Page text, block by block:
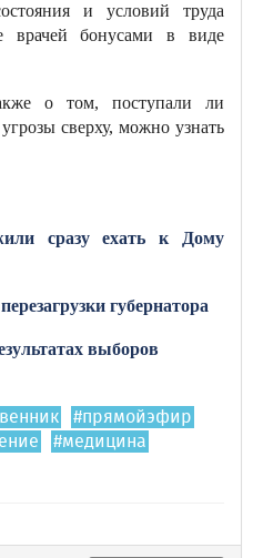
и условий труда
врачей бонусами в виде
о том, поступали ли
сверху, можно узнать
сразу ехать к Дому
губернатора
выборов
#прямойэфир
#медицина